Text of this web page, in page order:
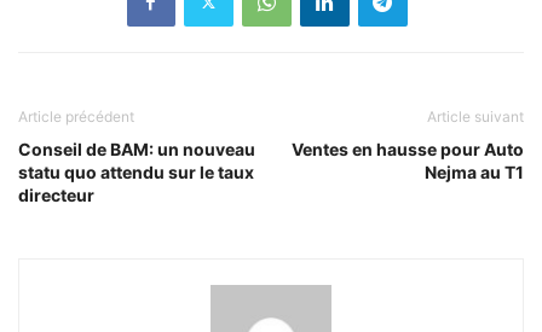
Article précédent
Conseil de BAM: un nouveau
statu quo attendu sur le taux
directeur
Article suivant
Ventes en hausse pour Auto
Nejma au T1